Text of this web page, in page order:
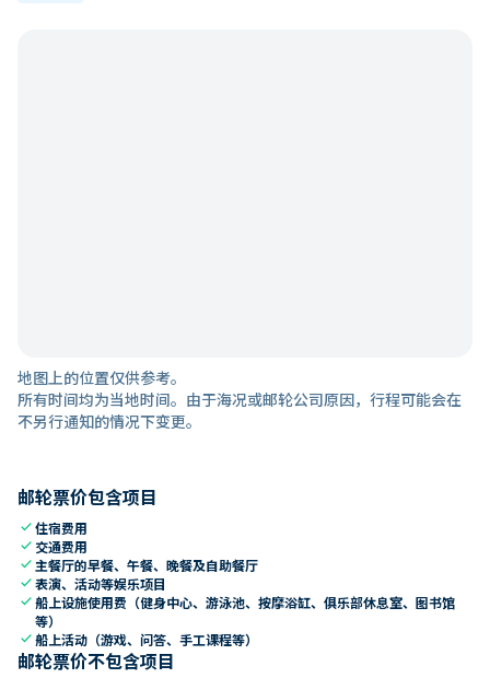
地图上的位置仅供参考。
所有时间均为当地时间。由于海况或邮轮公司原因，行程可能会在
不另行通知的情况下变更。
邮轮票价包含项目
check住宿费用
check 交通费用
check 主餐厅的早餐、午餐、晚餐及自助餐厅
check表演、活动等娱乐项目
check船上设施使用费（健身中心、游泳池、按摩浴缸、俱乐部休息室、图书馆
等）
check船上活动（游戏、问答、手工课程等）
邮轮票价不包含项目